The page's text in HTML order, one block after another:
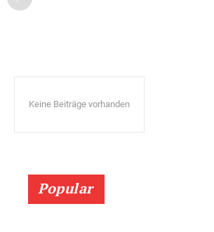
Keine Beiträge vorhanden
Popular